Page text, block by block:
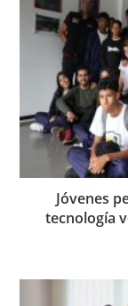
Jóvenes
tecnología